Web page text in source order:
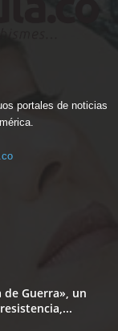
portales de noticias
de Guerra», un